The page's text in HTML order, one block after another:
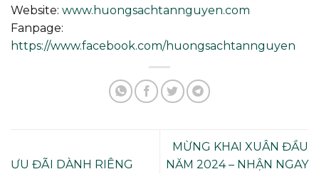
Website: www.huongsachtannguyen.com
Fanpage:
https://www.facebook.com/huongsachtannguyen
ƯU ĐÃI DÀNH RIÊNG
MỪNG KHAI XUÂN ĐẦU
NĂM 2024 – NHẬN NGAY